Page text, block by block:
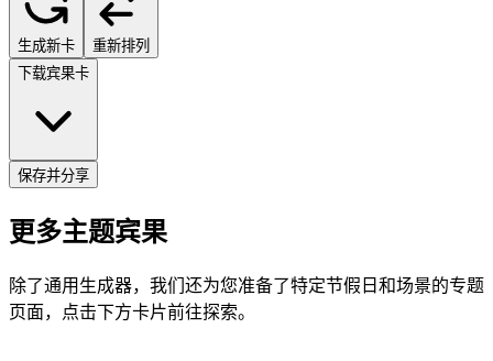
生成新卡
重新排列
下载宾果卡
保存并分享
更多主题宾果
除了通用生成器，我们还为您准备了特定节假日和场景的专题
页面，点击下方卡片前往探索。